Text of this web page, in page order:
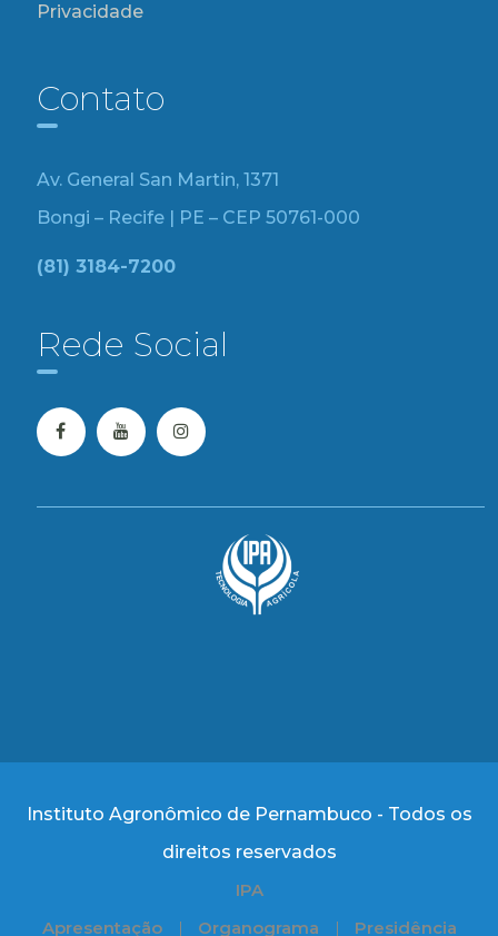
Privacidade
Contato
Av. General San Martin, 1371
Bongi – Recife | PE – CEP 50761-000
(81) 3184-7200
Rede Social
Instituto Agronômico de Pernambuco - Todos os
direitos reservados
IPA
Apresentação
Organograma
Presidência